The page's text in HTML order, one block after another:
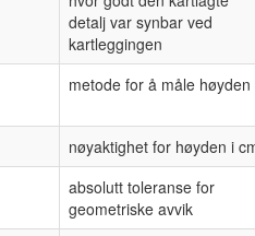
detalj var synbar ved
kartleggingen
metode for å måle høyden
nøyaktighet for høyden i
absolutt toleranse for
geometriske avvik